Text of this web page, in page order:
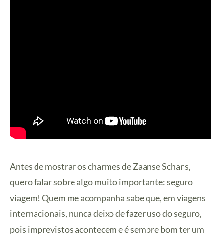
Antes de mostrar os charmes de Zaanse Schans,
quero falar sobre algo muito importante: seguro
viagem! Quem me acompanha sabe que, em viagens
internacionais, nunca deixo de fazer uso do seguro,
pois imprevistos acontecem e é sempre bom ter um